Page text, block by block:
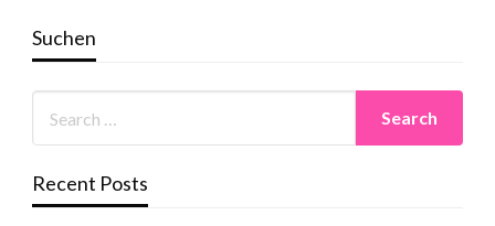
Suchen
Recent Posts